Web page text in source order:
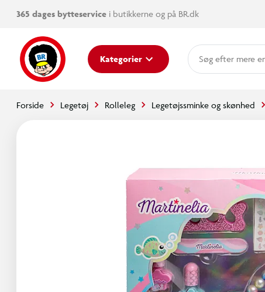
365 dages bytteservice i butikkerne og på BR.dk
Kategorier
mere
Forside Legetøj Rolleleg Legetøjssminke og skønhed